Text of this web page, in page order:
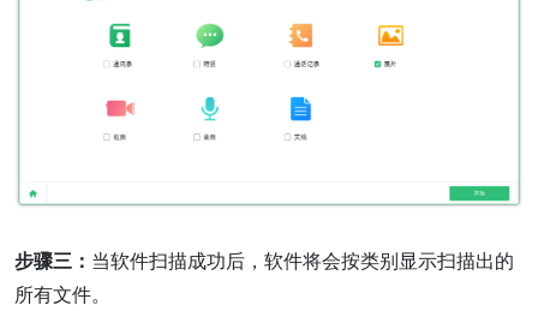
步骤三： 当软件扫描成功后，软件将会按类别显示扫描出的
所有文件。